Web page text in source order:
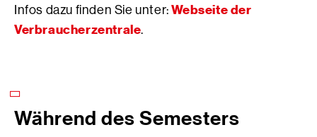
Infos dazu finden Sie unter:Webseite der
Verbraucherzentrale.
Während des Semesters